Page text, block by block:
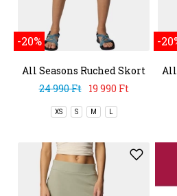
-20%
All Seasons Ruched Skort
24 990 Ft
19 990 Ft
XS S M L
-
All